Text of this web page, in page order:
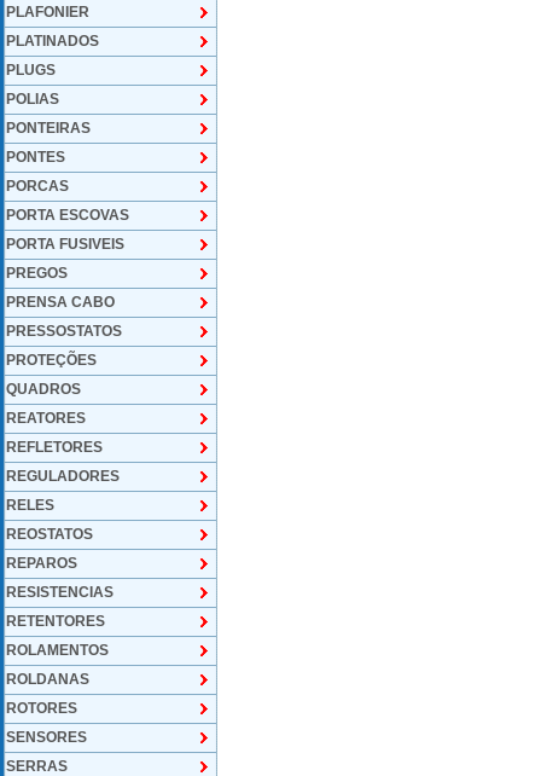
PLAFONIER
PLATINADOS
PLUGS
POLIAS
PONTEIRAS
PONTES
PORCAS
PORTA ESCOVAS
PORTA FUSIVEIS
PREGOS
PRENSA CABO
PRESSOSTATOS
PROTEÇÕES
QUADROS
REATORES
REFLETORES
REGULADORES
RELES
REOSTATOS
REPAROS
RESISTENCIAS
RETENTORES
ROLAMENTOS
ROLDANAS
ROTORES
SENSORES
SERRAS